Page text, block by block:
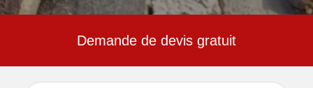
Demande de devis gratuit